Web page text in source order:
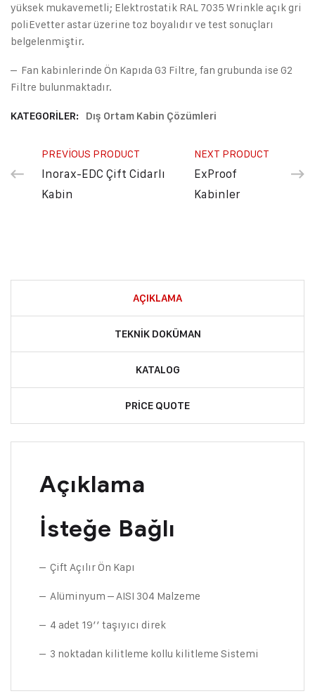
yüksek mukavemetli; Elektrostatik RAL 7035 Wrinkle açık gri
poliEvetter astar üzerine toz boyalıdır ve test sonuçları
belgelenmiştir.
– Fan kabinlerinde Ön Kapıda G3 Filtre, fan grubunda ise G2
Filtre bulunmaktadır.
KATEGORILER: Dış Ortam Kabin Çözümleri
PREVIOUS PRODUCT
Inorax-EDC Çift Cidarlı
Kabin
NEXT PRODUCT
ExProof
Kabinler
AÇIKLAMA
TEKNIK DOKÜMAN
KATALOG
PRICE QUOTE
Açıklama
İsteğe Bağlı
– Çift Açılır Ön Kapı
– Alüminyum – AISI 304 Malzeme
– 4 adet 19’’ taşıyıcı direk
– 3 noktadan kilitleme kollu kilitleme Sistemi